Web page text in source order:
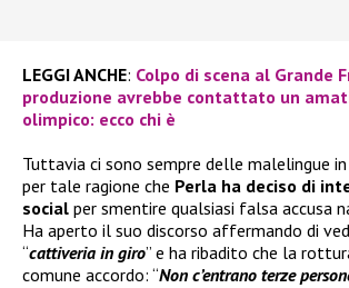
LEGGI ANCHE: Colpo di scena al Grande
produzione avrebbe contattato un
olimpico: ecco chi è
Tuttavia ci sono sempre delle malelingue
per tale ragione che Perla ha deciso di
social per smentire qualsiasi falsa accusa
Ha aperto il suo discorso affermando di
“cattiveria in giro” e ha ribadito che la
comune accordo: “Non c’entrano terze